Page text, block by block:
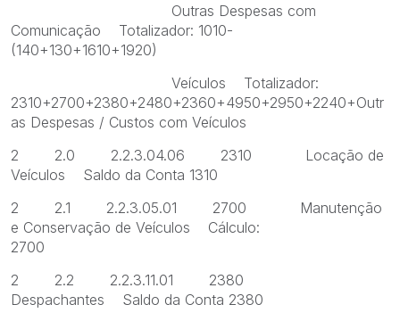
Outras Despesas com
Comunicação Totalizador: 1010-
(140+130+1610+1920)
Veículos Totalizador:
2310+2700+2380+2480+2360+4950+2950+2240+Outr
as Despesas / Custos com Veículos
2 2.0 2.2.3.04.06 2310 Locação de
Veículos Saldo da Conta 1310
2 2.1 2.2.3.05.01 2700 Manutenção
e Conservação de Veículos Cálculo:
2700
2 2.2 2.2.3.11.01 2380
Despachantes Saldo da Conta 2380